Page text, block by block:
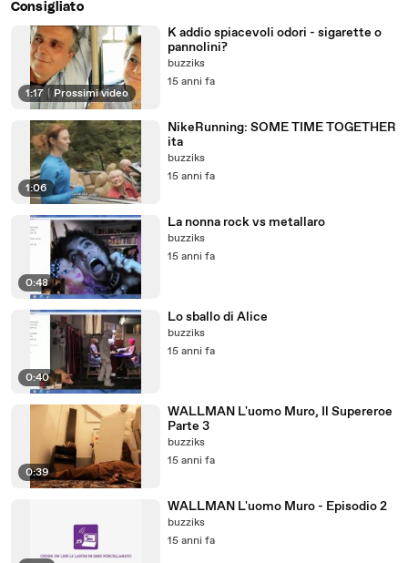
Consigliato
1:17 | Prossimi video
K addio spiacevoli odori - sigarette o
pannolini?
buzziks
15 anni fa
1:06
NikeRunning: SOME TIME TOGETHER
ita
buzziks
15 anni fa
0:48
La nonna rock vs metallaro
buzziks
15 anni fa
0:40
Lo sballo di Alice
buzziks
15 anni fa
0:39
WALLMAN L'uomo Muro, Il Supereroe
Parte 3
buzziks
15 anni fa
WALLMAN L'uomo Muro - Episodio 2
buzziks
15 anni fa